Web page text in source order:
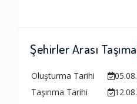
Şehirler Arası Taşıma
Oluşturma Tarihi
Taşınma Tarihi
Firma